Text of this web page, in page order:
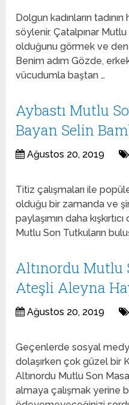
Dolgun kadınların
söylenir. Çatalpınar
olduğunu görmek ve
Benim adım Gözde,
vücudumla baştan …
Aybastı Mutlu
Bayan Selin
Ağustos 20, 2019
Titiz çalışmaları ile
olduğu bir zamanda ve
paylaşımın daha
Mutlu Son Tutkuların
Altınordu Mutlu
Ateşli Aleyna
Ağustos 20, 2019
Geçenlerde sosyal
dolaşırken çok güzel bir
Altınordu Mutlu Son
almaya çalışmak yerine